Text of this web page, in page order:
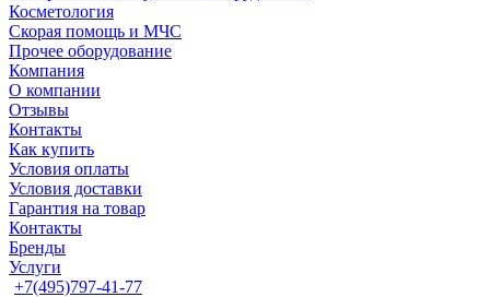
Косметология
Скорая помощь и МЧС
Прочее оборудование
Компания
О компании
Отзывы
Контакты
Как купить
Условия оплаты
Условия доставки
Гарантия на товар
Контакты
Бренды
Услуги
+7(495)797-41-77